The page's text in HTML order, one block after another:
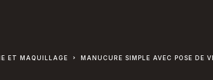
ET MAQUILLAGE MANUCURE SIMPLE AVEC POSE DE